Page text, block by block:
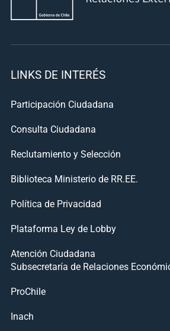
LINKS DE INTERÉS
Participación Ciudadana
Consulta Ciudadana
Reclutamiento y Selección
Biblioteca Ministerio de RR.EE.
Política de Privacidad
Plataforma Ley de Lobby
Atención Ciudadana
Subsecretaría de Relaciones
ProChile
Inach